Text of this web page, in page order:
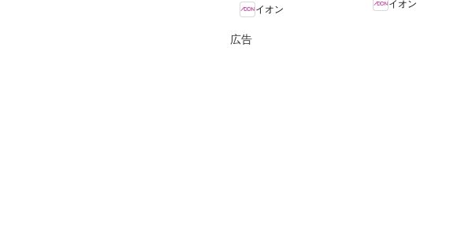
う予約
イオン
約承り
イオン
広告